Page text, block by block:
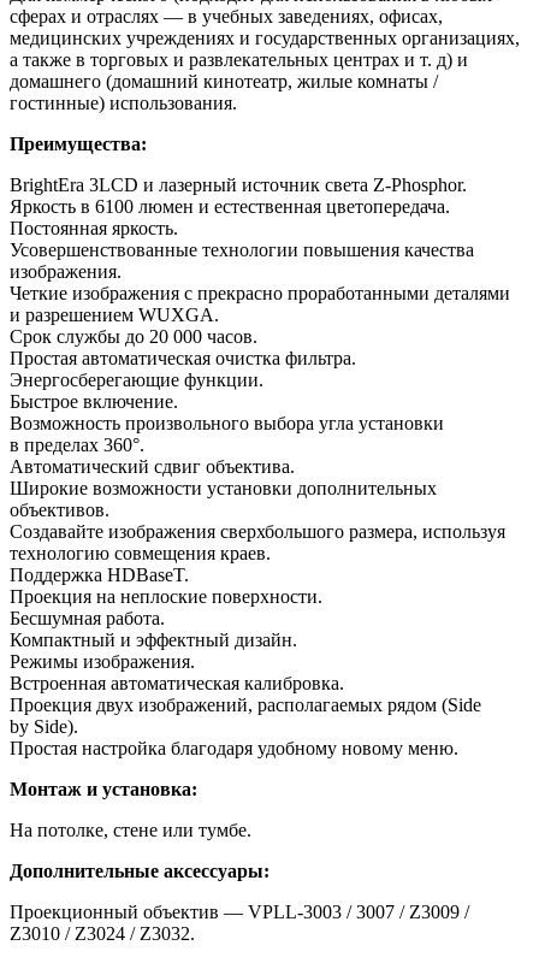
сферах и отраслях — в учебных заведениях, офисах,
медицинских учреждениях и государственных организациях,
а также в торговых и развлекательных центрах и т. д) и
домашнего (домашний кинотеатр, жилые комнаты /
гостинные) использования.
Преимущества:
BrightEra 3LCD и лазерный источник света Z-Phosphor.
Яркость в 6100 люмен и естественная цветопередача.
Постоянная яркость.
Усовершенствованные технологии повышения качества
изображения.
Четкие изображения с прекрасно проработанными деталями
и разрешением WUXGA.
Срок службы до 20 000 часов.
Простая автоматическая очистка фильтра.
Энергосберегающие функции.
Быстрое включение.
Возможность произвольного выбора угла установки
в пределах 360°.
Автоматический сдвиг объектива.
Широкие возможности установки дополнительных
объективов.
Создавайте изображения сверхбольшого размера, используя
технологию совмещения краев.
Поддержка HDBaseT.
Проекция на неплоские поверхности.
Бесшумная работа.
Компактный и эффектный дизайн.
Режимы изображения.
Встроенная автоматическая калибровка.
Проекция двух изображений, располагаемых рядом (Side
by Side).
Простая настройка благодаря удобному новому меню.
Монтаж и установка:
На потолке, стене или тумбе.
Дополнительные аксессуары:
Проекционный объектив — VPLL-3003 / 3007 / Z3009 /
Z3010 / Z3024 / Z3032.